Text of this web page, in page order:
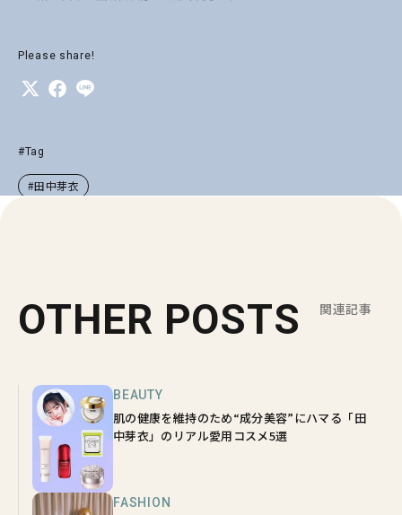
Please share!
#Tag
#田中芽衣
OTHER POSTS 関連記事
BEAUTY
肌の健康を維持のため“成分美容”にハマる「田
中芽衣」のリアル愛用コスメ5選
FASHION